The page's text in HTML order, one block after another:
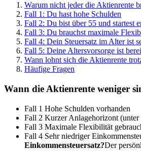
Warum nicht jeder die Aktienrente
Fall 1: Du hast hohe Schulden
Fall 2: Du bist über 55 und startest
Fall 3: Du brauchst maximale
Fall 4: Dein Steuersatz im Alter ist
Fall 5: Deine Altersvorsorge ist
Wann lohnt sich die Aktienrente
Häufige Fragen
Wann die Aktienrente weniger
Fall 1 Hohe Schulden vorhanden
Fall 2 Kurzer Anlagehorizont (unter
Fall 3 Maximale Flexibilität
Fall 4 Sehr niedriger
Einkommensteuersatz?Der